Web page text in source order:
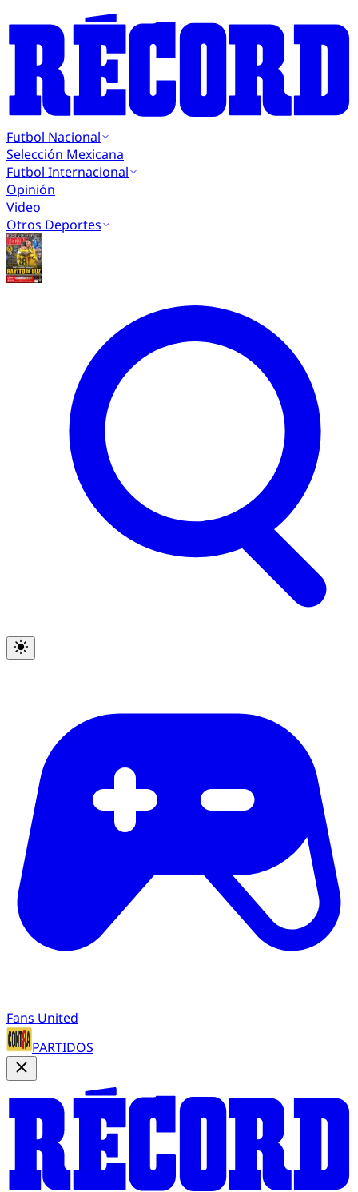
Futbol Nacional
Selección Mexicana
Futbol Internacional
Opinión
Video
Otros Deportes
Fans United
PARTIDOS